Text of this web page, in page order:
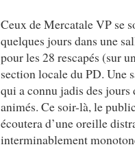
Ceux de Mercatale VP se
quelques jours dans une
pour les 28 rescapés (sur
section locale du PD. Une
qui a connu jadis des jours
animés. Ce soir-là, le
écoutera d’une oreille
interminablement